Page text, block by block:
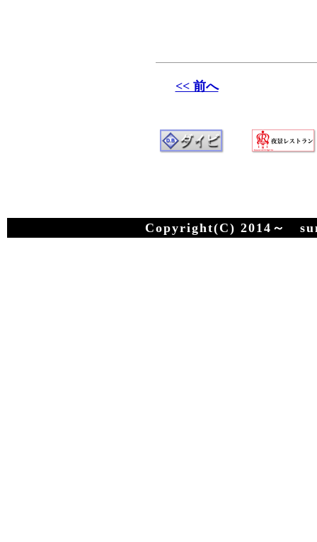
<< 前へ
Copyright(C) 2014～